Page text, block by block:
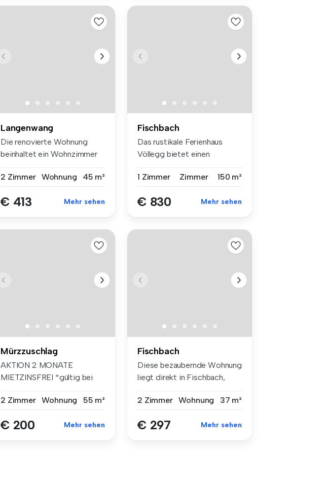
Langenwang
Die renovierte Wohnung
beinhaltet ein Wohnzimmer
2 Zimmer Wohnung 45 m²
€ 413 Mehr sehen
Fischbach
Das rustikale Ferienhaus
Völlegg bietet einen
1 Zimmer
Zimmer 150 m²
€ 830 Mehr sehen
Mürzzuschlag
AKTION 2 MONATE
MIETZINSFREI *gültig bei
2 Zimmer
Wohnung 55 m²
€ 200 Mehr sehen
Fischbach
Diese bezaubernde Wohnung
liegt direkt in Fischbach,
2 Zimmer
Wohnung 37 m²
€ 297 Mehr sehen